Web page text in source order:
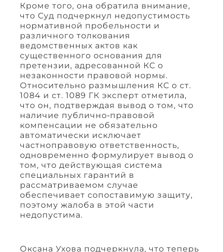
Кроме того, она обратила внимание,
что Суд подчеркнул недопустимость
нормативной пробельности и
различного толкования
ведомственных актов как
существенного основания для
претензии, адресованной КС о
незаконности правовой нормы.
Относительно размышления КС о ст.
1084 и ст. 1089 ГК эксперт отметила,
что он, подтверждая вывод о том, что
наличие публично‑правовой
компенсации не обязательно
автоматически исключает
частноправовую ответственность,
одновременно формулирует вывод о
том, что действующая система
специальных гарантий в
рассматриваемом случае
обеспечивает сопоставимую защиту,
поэтому жалоба в этой части
недопустима.
Оксана Ухова подчеркнула, что теперь